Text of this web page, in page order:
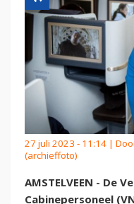
27 juli 2023 - 11:14 |
(archieffoto)
AMSTELVEEN - De
Cabinepersoneel